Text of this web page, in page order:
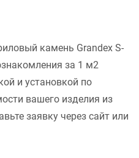
камень Grandex S-
за 1 м2
и установкой по
вашего изделия из
заявку через сайт или